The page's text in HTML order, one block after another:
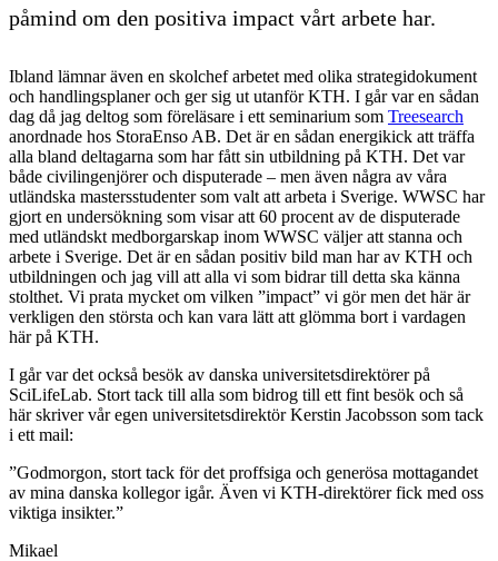
påmind om den positiva impact vårt arbete har.
Ibland lämnar även en skolchef arbetet med olika strategidokument
och handlingsplaner och ger sig ut utanför KTH. I går var en sådan
dag då jag deltog som föreläsare i ett seminarium som Treesearch
anordnade hos StoraEnso AB. Det är en sådan energikick att träffa
alla bland deltagarna som har fått sin utbildning på KTH. Det var
både civilingenjörer och disputerade – men även några av våra
utländska mastersstudenter som valt att arbeta i Sverige. WWSC har
gjort en undersökning som visar att 60 procent av de disputerade
med utländskt medborgarskap inom WWSC väljer att stanna och
arbete i Sverige. Det är en sådan positiv bild man har av KTH och
utbildningen och jag vill att alla vi som bidrar till detta ska känna
stolthet. Vi prata mycket om vilken ”impact” vi gör men det här är
verkligen den största och kan vara lätt att glömma bort i vardagen
här på KTH.
I går var det också besök av danska universitetsdirektörer på
SciLifeLab. Stort tack till alla som bidrog till ett fint besök och så
här skriver vår egen universitetsdirektör Kerstin Jacobsson som tack
i ett mail:
”Godmorgon, stort tack för det proffsiga och generösa mottagandet
av mina danska kollegor igår. Även vi KTH-direktörer fick med oss
viktiga insikter.”
Mikael